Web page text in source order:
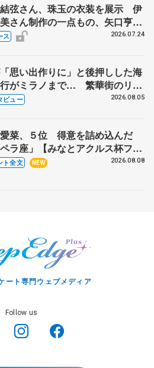
弦さん、珠玉の衣装を展示 伊
さん制作の一点もの、矢口亨さ
影
ス 2026.07.24
思い出作りに」と後押しした海
がミラノまで… 繁華街のリン
不良のお兄さんも味方に 小林
ビュー 2026.08.05
菜、５位 得意を詰め込んだ
ペラ座」【みなとアクルス杯フリ
ト全文 NEW 2026.08.08
ート専門ウェブメディア
Follow us